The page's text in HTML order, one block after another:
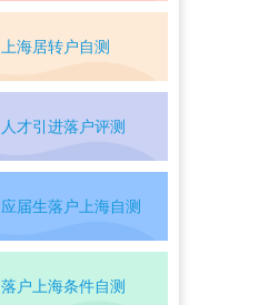
上海居转户自测
人才引进落户评测
应届生落户上海自测
落户上海条件自测